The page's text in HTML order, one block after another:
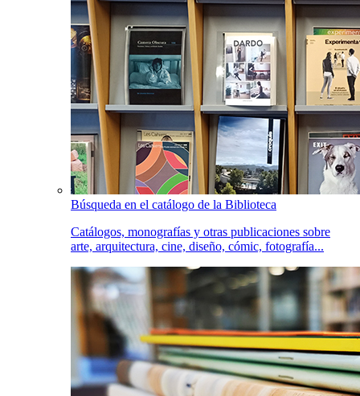
Búsqueda en el catálogo de la Biblioteca
Catálogos, monografías y otras publicaciones sobre
arte, arquitectura, cine, diseño, cómic, fotografía...